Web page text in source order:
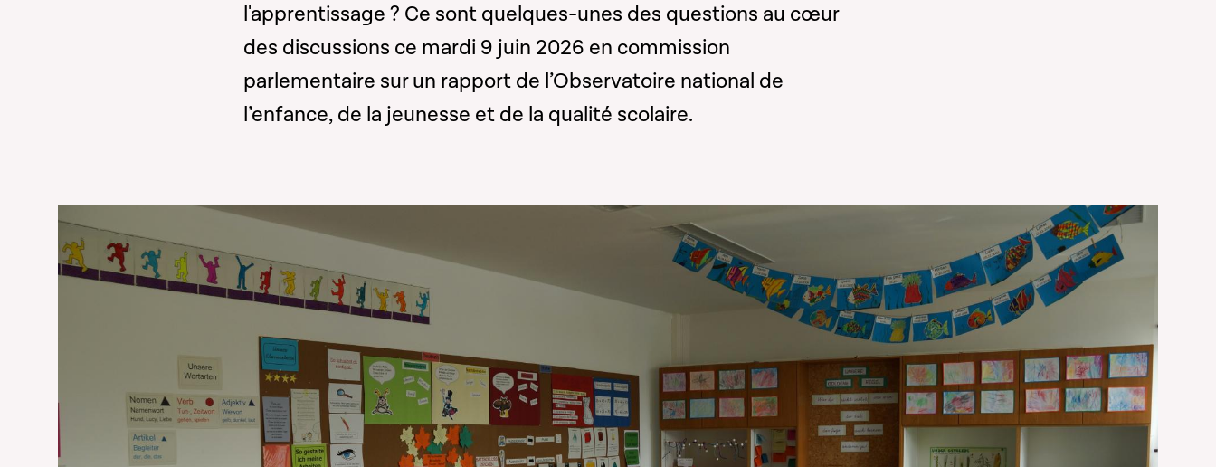
l'apprentissage ? Ce sont quelques-unes des questions au cœur
des discussions ce mardi 9 juin 2026 en commission
parlementaire sur un rapport de l’Observatoire national de
l’enfance, de la jeunesse et de la qualité scolaire.